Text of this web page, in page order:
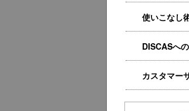
使いこなし
DISCASへ
カスタマー